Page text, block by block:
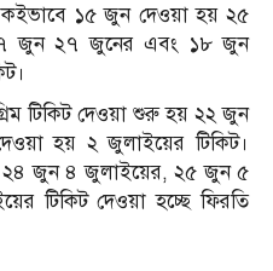
১৫ জুন দেওয়া হয় ২৫
জুন ২৭ জুনের এবং ১৮ জুন
টিকিট দেওয়া শুরু হয় ২২ জুন
হয় ২ জুলাইয়ের টিকিট।
২৪ জুন ৪ জুলাইয়ের, ২৫ জুন ৫
টিকিট দেওয়া হচ্ছে ফিরতি